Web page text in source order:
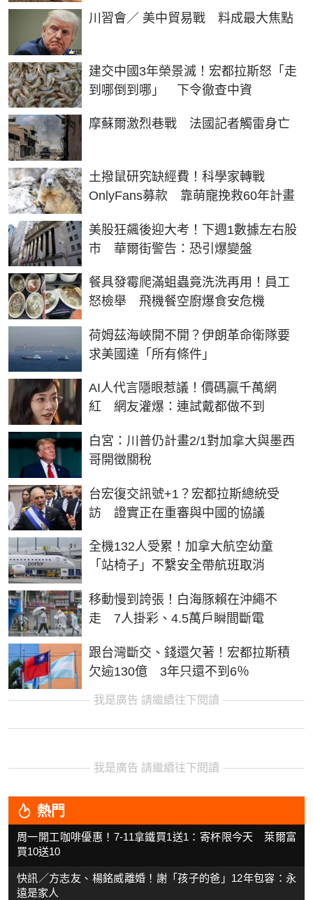
川習會／ 美中貿易戰 料成最大焦點
建交中國3年榮景滅！宏都拉斯怒「走
到哪倒到哪」 下令徹查中資
摩蘇爾激烈巷戰 法國記者觸雷身亡
土撥鼠研究缺經費！科學家轉戰
OnlyFans募款 靠萌寵挽救60年計畫
美股狂飆後迎大考！下週1數據左右股
市 華爾街警告：恐引爆變盤
餐具發霉爬滿蛆蟲竟洗洗再用！員工
怒檢舉 飛機餐空廚爆食安危機
荷姆茲海峽開不開？伊朗革命衛隊要
求美國達「所有條件」
AI人代言隱眼惹議！價碼贏千萬網
紅 網友灌爆：連試戴都做不到
白宮：川普仍計畫2/1對加拿大與墨西
哥開徵關稅
台宏復交訊號+1？宏都拉斯總統受
訪 證實正在重審與中國的協議
全機132人受累！加拿大航空幼童
「站椅子」不繫安全帶航班取消
移動慢到誇張！白海豚賴在沖繩不
走 7人掛彩、4.5萬戶瞬間斷電
跟台灣斷交、錢還欠著！宏都拉斯積
欠逾130億 3年只還不到6％
我是廣告 請繼續往下閱讀
我是廣告 請繼續往下閱讀
熱門
周一開工咖啡優惠！7-11拿鐵買1送1：寄杯限今天 萊爾富
買10送10
快訊／方志友、楊銘威離婚！謝「孩子的爸」12年包容：永
遠是家人